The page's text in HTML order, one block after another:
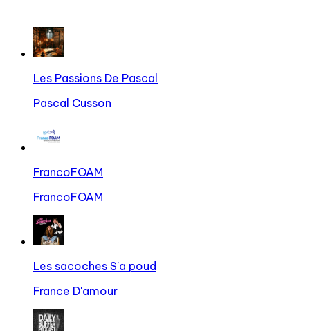
Les Passions De Pascal
Pascal Cusson
FrancoFOAM
FrancoFOAM
Les sacoches S'a poud
France D'amour